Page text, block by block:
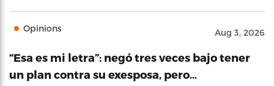
Opinions Aug 3, 2026
“Esa es mi letra”: negó tres veces bajo tener
un plan contra su exesposa, pero…